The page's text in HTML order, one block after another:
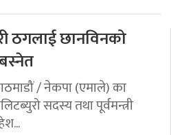
ठगलाई छानविनको
/ नेकपा (एमाले) का
सदस्य तथा पूर्वमन्त्री